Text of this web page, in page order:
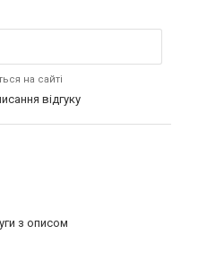
на сайті
відгуку
з описом